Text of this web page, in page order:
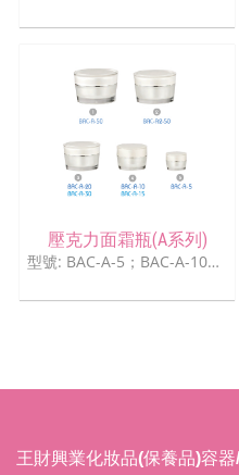
壓克力面霜瓶(A系列)
型號: BAC-A-5；BAC-A-10；BAC-A15；BAC-A-20；BAC-A-30；BAC-A-50
王財興業化妝品(保養品)容